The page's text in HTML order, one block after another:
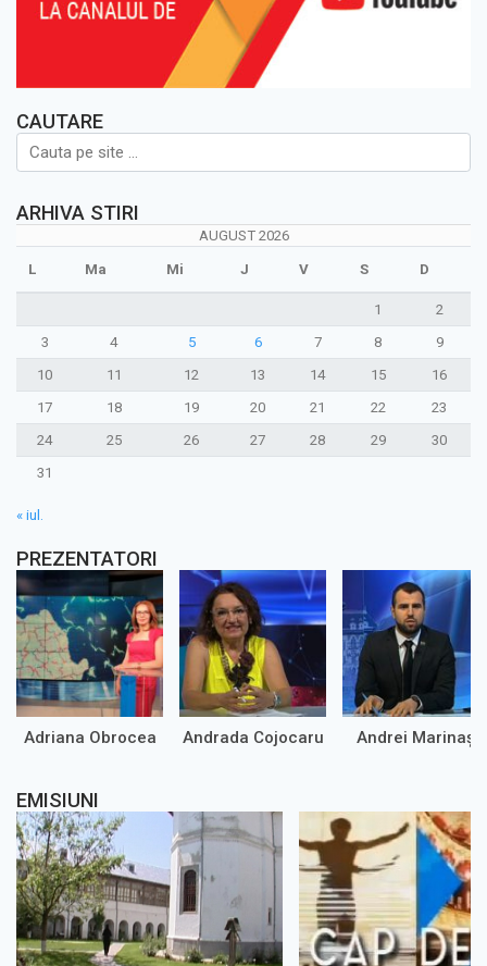
CAUTARE
ARHIVA STIRI
AUGUST 2026
L Ma Mi J V S D
1
2
3
4 5 6 7 8
9
10
11 12 13 14 15
16
17
18 19 20 21 22
23
24
25 26 27 28 29
30
31
« iul.
PREZENTATORI
Adriana Obrocea Andrada Cojocaru Andrei Marinaș
EMISIUNI